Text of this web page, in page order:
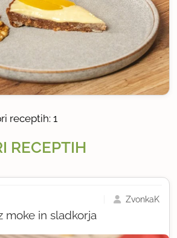
receptih: 1
RECEPTIH
moke in sladkorja
ZvonkaK